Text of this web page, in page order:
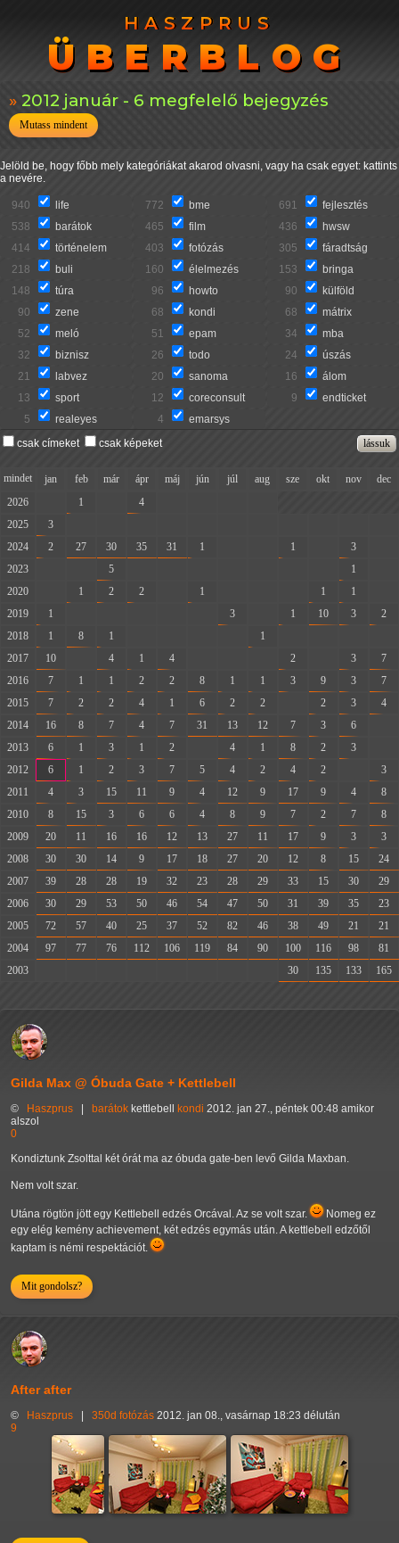
HASZPRUS
ÜBERBLOG
HASZPRUS
ÜBERBLOG
2012 január - 6 megfelelő bejegyzés
Mutass mindent
Jelöld be, hogy főbb mely kategóriákat akarod olvasni, vagy ha csak egyet: kattints
a nevére.
940 life 772 bme 691
fejlesztés
538
barátok 465 film 436
hwsw
414
történelem 403 fotózás 305
fáradtság
218
buli 160 élelmezés 153
bringa
148
túra 96 howto 90
külföld
90
zene 68 kondi 68
mátrix
52
meló 51 epam 34
mba
32
biznisz 26 todo 24
úszás
21
labvez 20 sanoma 16
álom
13
sport 12 coreconsult 9
endticket
5
realeyes 4
emarsys
csak címeket
csak képeket
mindet jan feb már ápr máj jún júl aug sze okt nov
dec
2026
1 4
2025
3
2024
2 27 30 35 31 1 1 3
2023
5 1
2020
1 2 2 1 1 1
2019
1 3 1 10 3
2
2018
1 8 1 1
2017
10 4 1 4 2 3
7
2016
7 1 1 2 2 8 1 1 3 9 3
7
2015
7 2 2 4 1 6 2 2 2 3
4
2014
16 8 7 4 7 31 13 12 7 3 6
2013
6 1 3 1 2 4 1 8 2 3
2012
6 1 2 3 7 5 4 2 4 2
3
2011
4 3 15 11 9 4 12 9 17 9 4
8
2010
8 15 3 6 6 4 8 9 7 2 7
8
2009
20 11 16 16 12 13 27 11 17 9 3
3
2008
30 30 14 9 17 18 27 20 12 8 15
24
2007
39 28 28 19 32 23 28 29 33 15 30
29
2006
30 29 53 50 46 54 47 50 31 39 35
23
2005
72 57 40 25 37 52 82 46 38 49 21
21
2004
97 77 76 112 106 119 84 90 100 116 98
81
2003
30 135 133 165
Gilda Max @ Óbuda Gate + Kettlebell
© Haszprus barátok kettlebell kondi 2012. jan 27., péntek 00:48 amikor
alszol
0
Kondiztunk Zsolttal két órát ma az óbuda gate-ben levő Gilda Maxban.
Nem volt szar.
Utána rögtön jött egy Kettlebell edzés Orcával. Az se volt szar.
Nomeg ez
egy elég kemény achievement, két edzés egymás után. A kettlebell edzőtől
kaptam is némi respektációt.
Mit gondolsz?
After after
© Haszprus 350d fotózás 2012. jan 08., vasárnap 18:23 délután
9